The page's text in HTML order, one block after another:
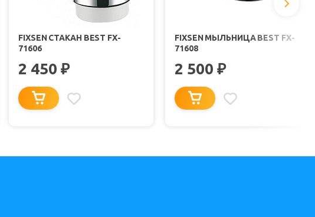
FIXSEN СТАКАН BEST FX-
71606
2 450 ₽
FIXSEN МЫЛЬНИЦА BEST FX-
71608
2 500 ₽